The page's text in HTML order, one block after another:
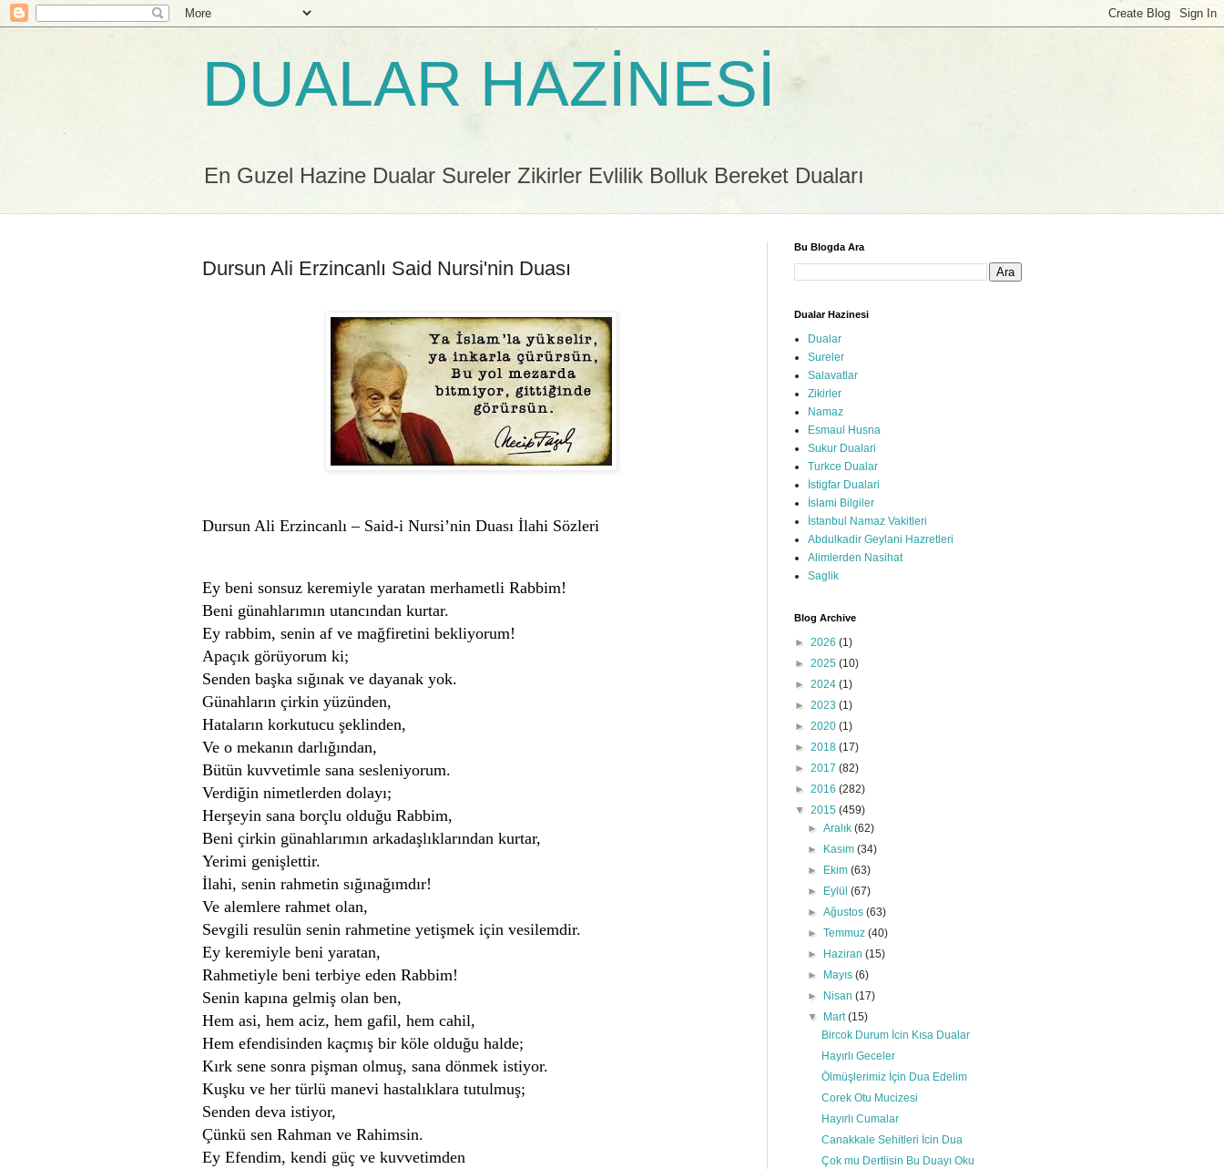
DUALAR HAZİNESİ
En Guzel Hazine Dualar Sureler Zikirler Evlilik Bolluk Bereket Duaları
Dursun Ali Erzincanlı Said Nursi'nin Duası
Dursun Ali Erzincanlı – Said-i Nursi’nin Duası İlahi Sözleri
Ey beni sonsuz keremiyle yaratan merhametli Rabbim!
Beni günahlarımın utancından kurtar.
Ey rabbim, senin af ve mağfiretini bekliyorum!
Apaçık görüyorum ki;
Senden başka sığınak ve dayanak yok.
Günahların çirkin yüzünden,
Hataların korkutucu şeklinden,
Ve o mekanın darlığından,
Bütün kuvvetimle sana sesleniyorum.
Verdiğin nimetlerden dolayı;
Herşeyin sana borçlu olduğu Rabbim,
Beni çirkin günahlarımın arkadaşlıklarından kurtar,
Yerimi genişlettir.
İlahi, senin rahmetin sığınağımdır!
Ve alemlere rahmet olan,
Sevgili resulün senin rahmetine yetişmek için vesilemdir.
Ey keremiyle beni yaratan,
Rahmetiyle beni terbiye eden Rabbim!
Senin kapına gelmiş olan ben,
Hem asi, hem aciz, hem gafil, hem cahil,
Hem efendisinden kaçmış bir köle olduğu halde;
Kırk sene sonra pişman olmuş, sana dönmek istiyor.
Kuşku ve her türlü manevi hastalıklara tutulmuş;
Senden deva istiyor,
Çünkü sen Rahman ve Rahimsin.
Ey Efendim, kendi güç ve kuvvetimden
Bu Blogda Ara
Dualar Hazinesi
Dualar
Sureler
Salavatlar
Zikirler
Namaz
Esmaul Husna
Sukur Dualari
Turkce Dualar
İstigfar Dualari
İslami Bilgiler
İstanbul Namaz Vakitleri
Abdulkadir Geylani Hazretleri
Alimlerden Nasihat
Saglik
Blog Archive
► 2026 (1)
► 2025 (10)
► 2024 (1)
► 2023 (1)
► 2020 (1)
► 2018 (17)
► 2017 (82)
► 2016 (282)
▼ 2015 (459)
►Aralık(62)
►
Kasım(34)
►
Ekim(63)
►
Eylül(67)
►Ağustos(63)
►Temmuz(40)
►
Haziran(15)
►
Mayıs(6)
►
Nisan(17)
▼
Mart(15)
Bircok Durum İcin Kısa Dualar
Hayırlı Geceler
Ölmüşlerimiz İçin Dua Edelim
Corek Otu Mucizesi
Hayırlı Cumalar
Canakkale Sehitleri İcin Dua
Çok mu Dertlisin Bu Duayı Oku